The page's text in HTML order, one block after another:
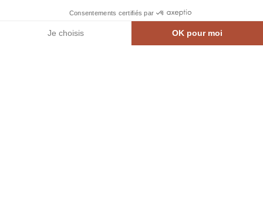
Consentements certifiés par
Je choisis OK pour moi
CARTE INTE. CONTACT